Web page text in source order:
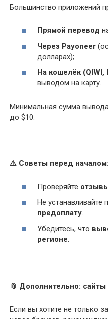
Большинство приложений
Прямой перевод
Через Payoneer
долларах);
На кошелёк (QIWI,
выводом на карту.
Минимальная сумма
до $10.
⚠️ Советы перед началом:
Проверяйте отзывы
Не
предоплату.
Убедитесь, что
регионе.
📎 Дополнительно: сайты
Если вы хотите не только